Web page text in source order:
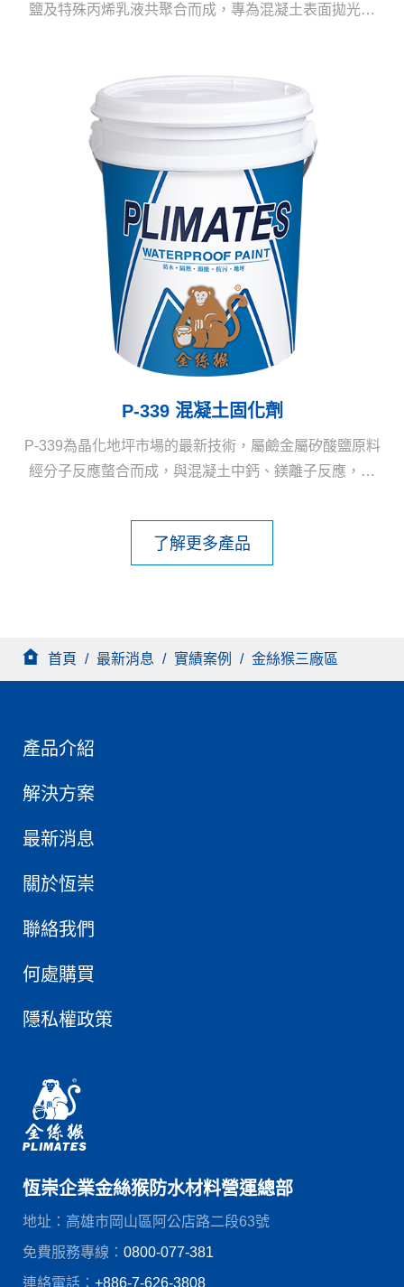
鹽及特殊丙烯乳液共聚合而成，專為混凝土表面拋光養
P-339 混凝土固化劑
P-339為晶化地坪市場的最新技術，屬鹼金屬矽酸鹽原料
經分子反應螫合而成，與混凝土中鈣、鎂離子反應，形
本防污性、光澤度。表面若再薄塗一層P-959可再提升抗
油污、光澤度是市場最新型晶化地坪塗料。
了解更多產品
首頁 / 最新消息 / 實績案例 / 金絲猴三廠區
產品介紹
解決方案
最新消息
關於恆崇
聯絡我們
何處購買
隱私權政策
恆崇企業金絲猴防水材料營運總部
地址：高雄市岡山區阿公店路二段63號
免費服務專線： 0800-077-381
連絡電話： +886-7-626-3808